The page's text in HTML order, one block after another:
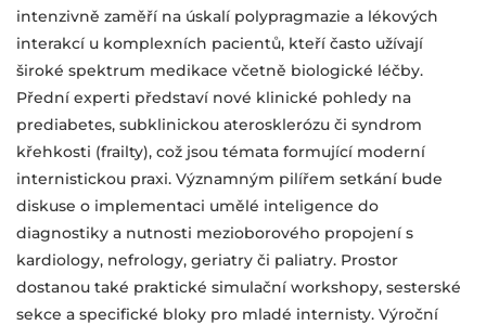
intenzivně zaměří na úskalí polypragmazie a lékových
interakcí u komplexních pacientů, kteří často užívají
široké spektrum medikace včetně biologické léčby.
Přední experti představí nové klinické pohledy na
prediabetes, subklinickou aterosklerózu či syndrom
křehkosti (frailty), což jsou témata formující moderní
internistickou praxi. Významným pilířem setkání bude
diskuse o implementaci umělé inteligence do
diagnostiky a nutnosti mezioborového propojení s
kardiology, nefrology, geriatry či paliatry. Prostor
dostanou také praktické simulační workshopy, sesterské
sekce a specifické bloky pro mladé internisty. Výroční